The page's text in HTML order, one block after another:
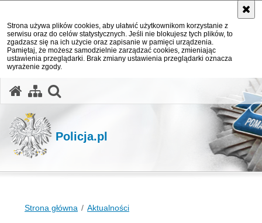
Strona używa plików cookies, aby ułatwić użytkownikom korzystanie z
serwisu oraz do celów statystycznych. Jeśli nie blokujesz tych plików, to
zgadzasz się na ich użycie oraz zapisanie w pamięci urządzenia.
Pamiętaj, że możesz samodzielnie zarządzać cookies, zmieniając
ustawienia przeglądarki. Brak zmiany ustawienia przeglądarki oznacza
wyrażenie zgody.
Policja.pl
Strona główna Aktualności